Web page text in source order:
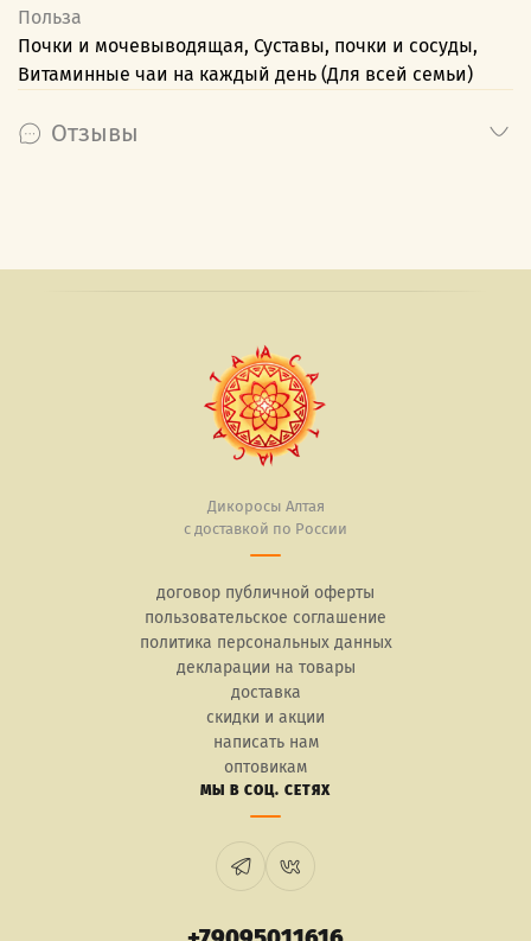
Польза
Почки и мочевыводящая, Суставы, почки и сосуды,
Витаминные чаи на каждый день (Для всей семьи)
Отзывы
Дикоросы Алтая
с доставкой по России
договор публичной оферты
пользовательское соглашение
политика персональных данных
декларации на товары
доставка
скидки и акции
написать нам
оптовикам
МЫ В СОЦ. СЕТЯХ